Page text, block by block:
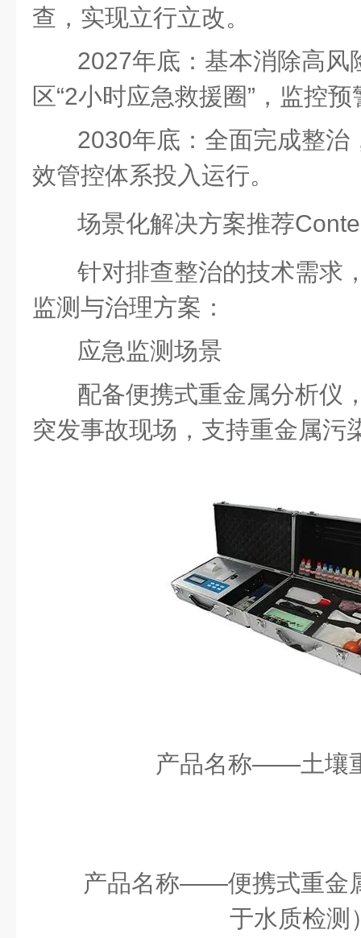
查，实现立行立改。
2027年底： 基本消除高风
区“2小时应急救援圈” ，监控
2030年底： 全面完成整治
效管控体系投入运行。
场景化解决方案推荐
针对排查整治的技术需求
监测与治理方案：
应急监测场景
配备便携式重金属分析仪
突发事故现场，支持重金属污
产品名称——土壤
产品名称——便携式重金
于水质检测